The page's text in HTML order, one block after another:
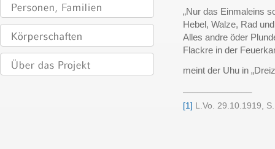
„Nur das Einmaleins
Hebel, Walze, Rad
Alles andre öder
Flackre in der
meint der Uhu in
[1] L.Vo. 29.10.1919,